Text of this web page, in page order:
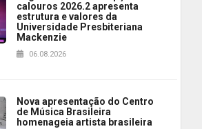
calouros 2026.2 apresenta
estrutura e valores da
Universidade Presbiteriana
Mackenzie
06.08.2026
Nova apresentação do Centro
de Música Brasileira
homenageia artista brasileira